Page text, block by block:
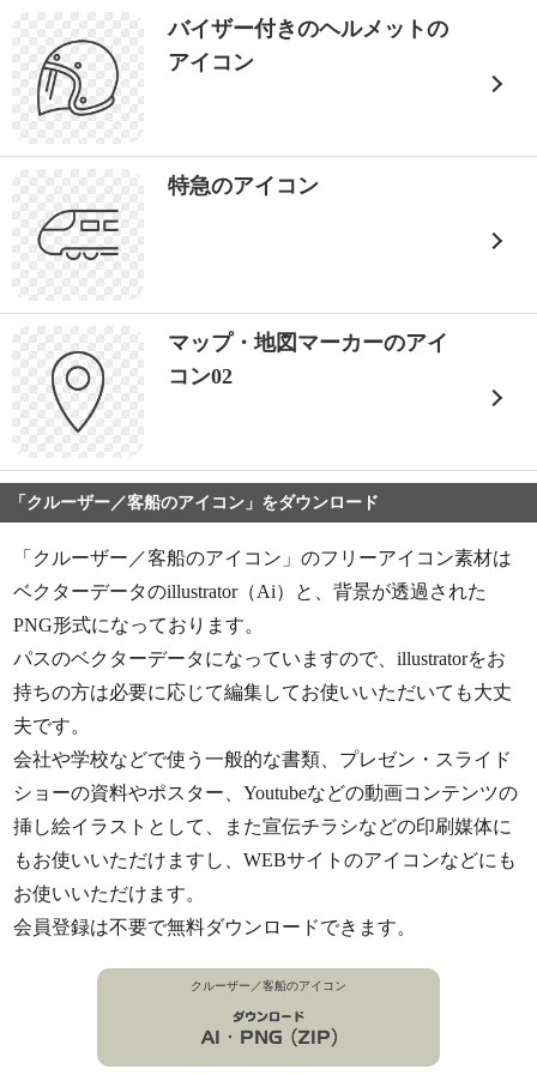
バイザー付きのヘルメットの
アイコン
特急のアイコン
マップ・地図マーカーのアイ
コン02
「クルーザー／客船のアイコン」をダウンロード
「クルーザー／客船のアイコン」のフリーアイコン素材は
ベクターデータのillustrator（Ai）と、背景が透過された
PNG形式になっております。
パスのベクターデータになっていますので、illustratorをお
持ちの方は必要に応じて編集してお使いいただいても大丈
夫です。
会社や学校などで使う一般的な書類、プレゼン・スライド
ショーの資料やポスター、Youtubeなどの動画コンテンツの
挿し絵イラストとして、また宣伝チラシなどの印刷媒体に
もお使いいただけますし、WEBサイトのアイコンなどにも
お使いいただけます。
会員登録は不要で無料ダウンロードできます。
クルーザー／客船のアイコン